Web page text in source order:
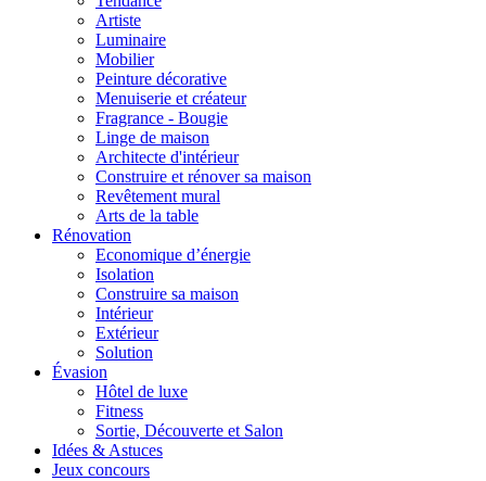
Artiste
Luminaire
Mobilier
Peinture décorative
Menuiserie et créateur
Fragrance - Bougie
Linge de maison
Architecte d'intérieur
Construire et rénover sa maison
Revêtement mural
Arts de la table
Rénovation
Economique d’énergie
Isolation
Construire sa maison
Intérieur
Extérieur
Solution
Évasion
Hôtel de luxe
Fitness
Sortie, Découverte et Salon
Idées & Astuces
Jeux concours